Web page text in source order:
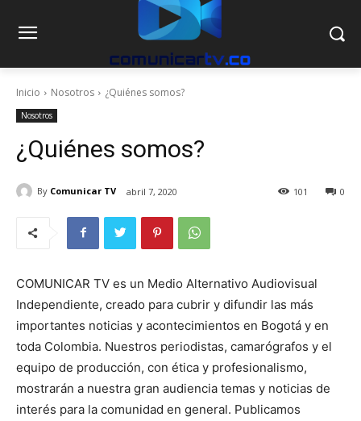
Inicio Nosotros ¿Quiénes somos?
Nosotros
¿Quiénes somos?
By Comunicar TV abril 7, 2020 0
101
COMUNICAR TV es un Medio Alternativo Audiovisual
Independiente, creado para cubrir y difundir las más
importantes noticias y acontecimientos en Bogotá y en
toda Colombia. Nuestros periodistas, camarógrafos y el
equipo de producción, con ética y profesionalismo,
mostrarán a nuestra gran audiencia temas y noticias de
interés para la comunidad en general. Publicamos